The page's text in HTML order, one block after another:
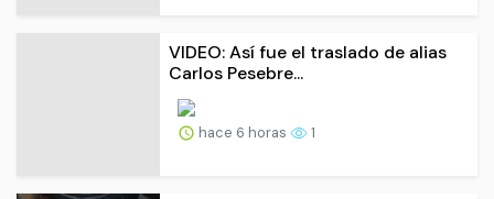
VIDEO: Así fue el traslado de alias
Carlos Pesebre...
hace 6 horas 1